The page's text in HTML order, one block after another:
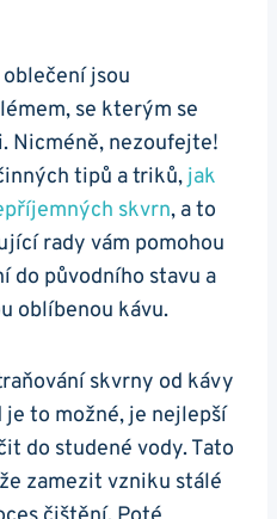
jsou
‍se kterým‍ se
Nicméně, nezoufejte!
tipů‌ a triků, jak
skvrn, a‌ to
rady vám ‌pomohou
do původního‍ stavu a
​oblíbenou kávu.
skvrny od⁤ kávy
to možné, ⁤je⁢ nejlepší
do studené vody. Tato
zamezit vzniku ⁣stálé